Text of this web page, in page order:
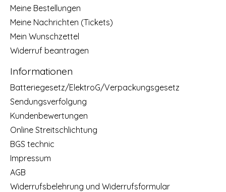
Meine Bestellungen
Meine Nachrichten (Tickets)
Mein Wunschzettel
Widerruf beantragen
Informationen
Batteriegesetz/ElektroG/Verpackungsgesetz
Sendungsverfolgung
Kundenbewertungen
Online Streitschlichtung
BGS technic
Impressum
AGB
Widerrufsbelehrung und Widerrufsformular